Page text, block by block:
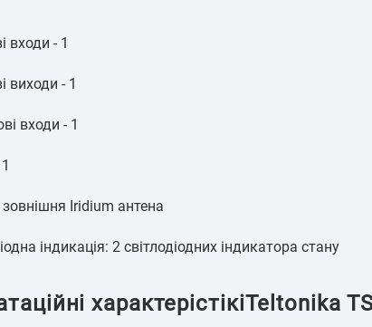
входи - 1
виходи - 1
входи - 1
Iridium антена
індикація: 2 світлодіодних індикатора стану
характерістікіTeltonika